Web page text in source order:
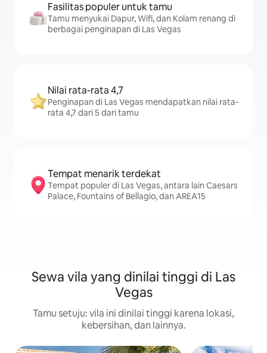
Fasilitas populer untuk tamu
Tamu menyukai Dapur, Wifi, dan Kolam renang di
berbagai penginapan di Las Vegas
Nilai rata-rata 4,7
Penginapan di Las Vegas mendapatkan nilai rata-
rata 4,7 dari 5 dari tamu
Tempat menarik terdekat
Tempat populer di Las Vegas, antara lain Caesars
Palace, Fountains of Bellagio, dan AREA15
Sewa vila yang dinilai tinggi di Las
Vegas
Tamu setuju: vila ini dinilai tinggi karena lokasi,
kebersihan, dan lainnya.